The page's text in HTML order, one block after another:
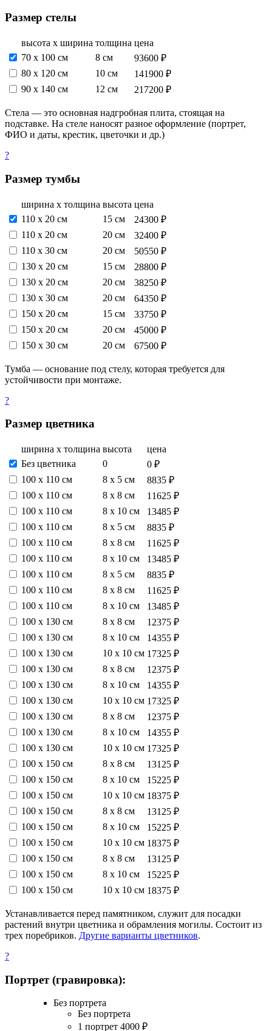
Размер стелы
высота х ширина толщина цена
70 х 100 см
8 см
93600 ₽
80 х 120 см
10 см
141900 ₽
90 х 140 см
12 см 217200 ₽
Стела — это основная надгробная плита, стоящая на
подставке. На стеле наносят разное оформление (портрет,
ФИО и даты, крестик, цветочки и др.)
?
Размер тумбы
ширина х толщина высота цена
110 х 20 см
15 см
24300 ₽
110 х 20 см
20 см
32400 ₽
110 х 30 см
20 см
50550 ₽
130 х 20 см
15 см
28800 ₽
130 х 20 см
20 см
38250 ₽
130 х 30 см
20 см
64350 ₽
150 х 20 см
15 см
33750 ₽
150 х 20 см
20 см
45000 ₽
150 х 30 см
20 см 67500 ₽
Тумба — основание под стелу, которая требуется для
устойчивости при монтаже.
?
Размер цветника
ширина х толщина высота
цена
Без цветника
0
0 ₽
100 х 110 см
8 х 5 см
8835 ₽
100 х 110 см
8 х 8 см
11625 ₽
100 х 110 см
8 х 10 см
13485 ₽
100 х 110 см
8 х 5 см
8835 ₽
100 х 110 см
8 х 8 см
11625 ₽
100 х 110 см
8 х 10 см
13485 ₽
100 х 110 см
8 х 5 см
8835 ₽
100 х 110 см
8 х 8 см
11625 ₽
100 х 110 см
8 х 10 см
13485 ₽
100 х 130 см
8 х 8 см
12375 ₽
100 х 130 см
8 х 10 см
14355 ₽
100 х 130 см
10 х 10 см 17325 ₽
100 х 130 см
8 х 8 см
12375 ₽
100 х 130 см
8 х 10 см
14355 ₽
100 х 130 см
10 х 10 см 17325 ₽
100 х 130 см
8 х 8 см
12375 ₽
100 х 130 см
8 х 10 см
14355 ₽
100 х 130 см
10 х 10 см 17325 ₽
100 х 150 см
8 х 8 см
13125 ₽
100 х 150 см
8 х 10 см
15225 ₽
100 х 150 см
10 х 10 см 18375 ₽
100 х 150 см
8 х 8 см
13125 ₽
100 х 150 см
8 х 10 см
15225 ₽
100 х 150 см
10 х 10 см 18375 ₽
100 х 150 см
8 х 8 см
13125 ₽
100 х 150 см
8 х 10 см
15225 ₽
100 х 150 см
10 х 10 см 18375 ₽
Устанавливается перед памятником, служит для посадки
растений внутри цветника и обрамления могилы. Состоит из
трех поребриков. Другие варианты цветников.
?
Портрет (гравировка):
Без портрета
Без портрета
1 портрет 4000 ₽